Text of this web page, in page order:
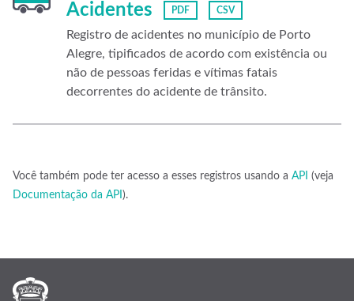
Acidentes
PDF CSV
Registro de acidentes no município de Porto
Alegre, tipificados de acordo com existência ou
não de pessoas feridas e vítimas fatais
decorrentes do acidente de trânsito.
Você também pode ter acesso a esses registros usando a API (veja
Documentação da API ).